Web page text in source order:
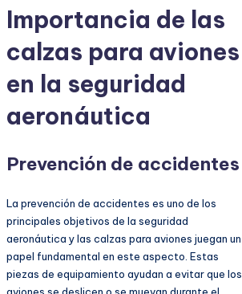
Importancia de las
calzas para aviones
en la seguridad
aeronáutica
Prevención de accidentes
La prevención de accidentes es uno de los
principales objetivos de la seguridad
aeronáutica y las calzas para aviones juegan un
papel fundamental en este aspecto. Estas
piezas de equipamiento ayudan a evitar que los